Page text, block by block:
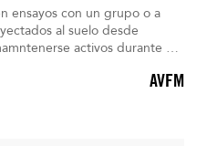
ensayos con un grupo o a
al suelo desde
activos durante 4
AVFM